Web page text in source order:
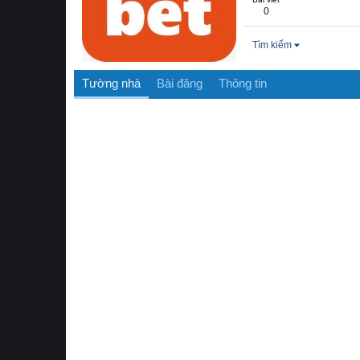
0
Tìm kiếm
Tường nhà Bài đăng Thông tin